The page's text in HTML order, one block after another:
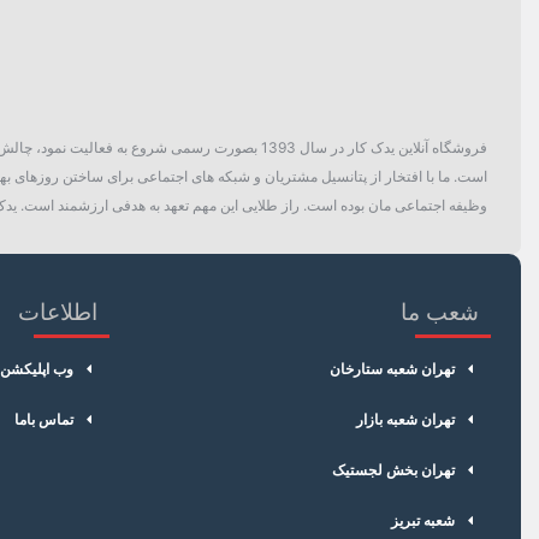
فروشگاه آنلاین یدک کار در سال 1393 بصورت
است. ما با افتخار از پتانسیل مشتریان و شبکه های اجتماعی برای ساختن روزهای
وظیفه اجتماعی مان بوده است. راز طلایی این مهم تعهد به هدفی ارزشمند است.
شعب ما
تهران شعبه ستارخان
تهران شعبه بازار
تهران بخش لجستیک
شعبه تبریز
اطلاعات
وب اپلیکشن
تماس باما